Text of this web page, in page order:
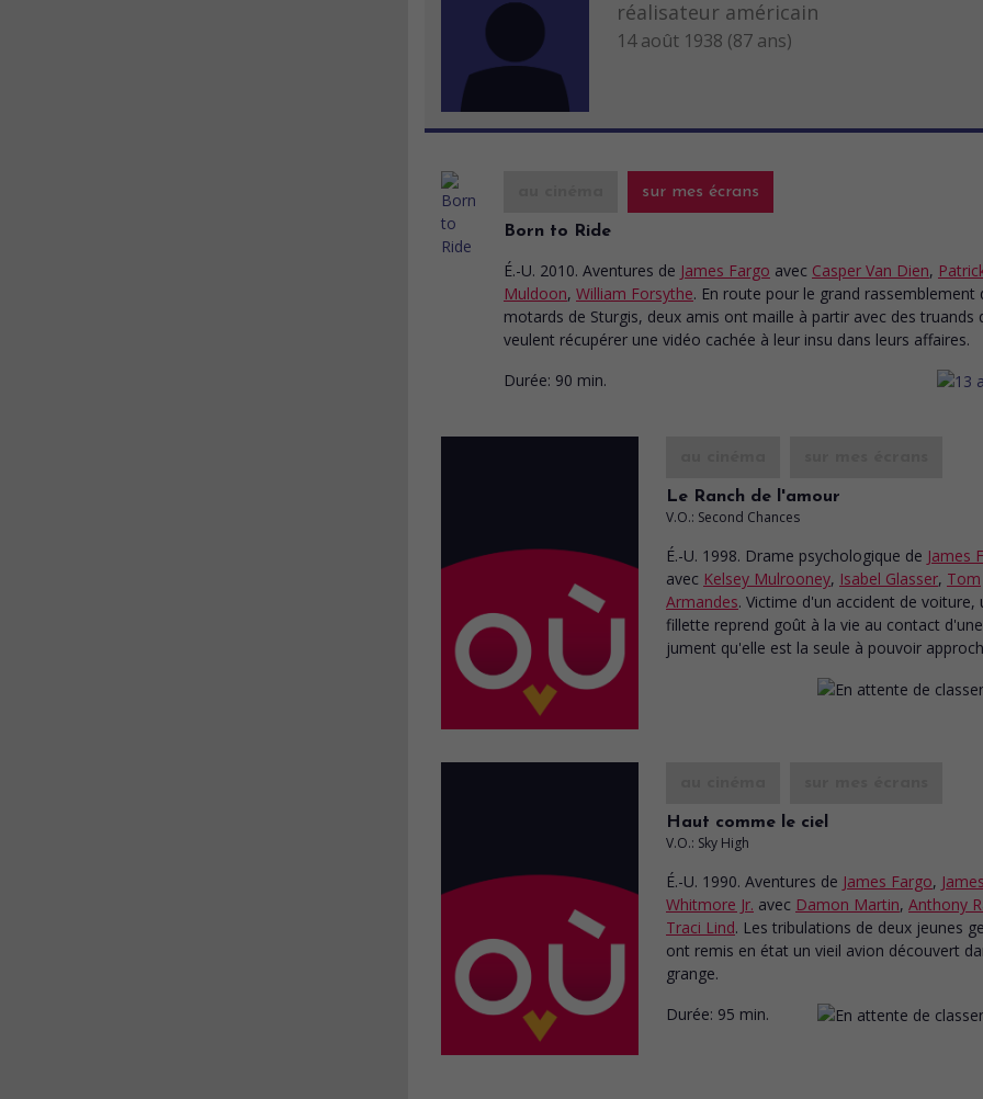
réalisateur américain
14 août 1938 (87 ans)
sur mes écrans
Born to Ride
É.-U. 2010. Aventures de James Fargo avec Casper Van Dien,
Muldoon, William Forsythe. En route pour le grand rassemblement
motards de Sturgis, deux amis ont maille à partir avec des truands
veulent récupérer une vidéo cachée à leur insu dans leurs affaires.
Durée: 90 min.
Le Ranch de l'amour
V.O.: Second Chances
É.-U. 1998. Drame psychologique de James
avec Kelsey Mulrooney, Isabel Glasser, Tom
Armandes. Victime d'un accident de voiture,
fillette reprend goût à la vie au contact d'une
jument qu'elle est la seule à pouvoir
Haut comme le ciel
V.O.: Sky High
É.-U. 1990. Aventures de James Fargo, James
Whitmore Jr. avec Damon Martin, Anthony
Traci Lind. Les tribulations de deux jeunes
ont remis en état un vieil avion découvert
grange.
Durée: 95 min.